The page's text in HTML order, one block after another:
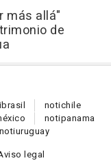
más allá"
de
brasil notichile
notipanama
notiuruguay
legal